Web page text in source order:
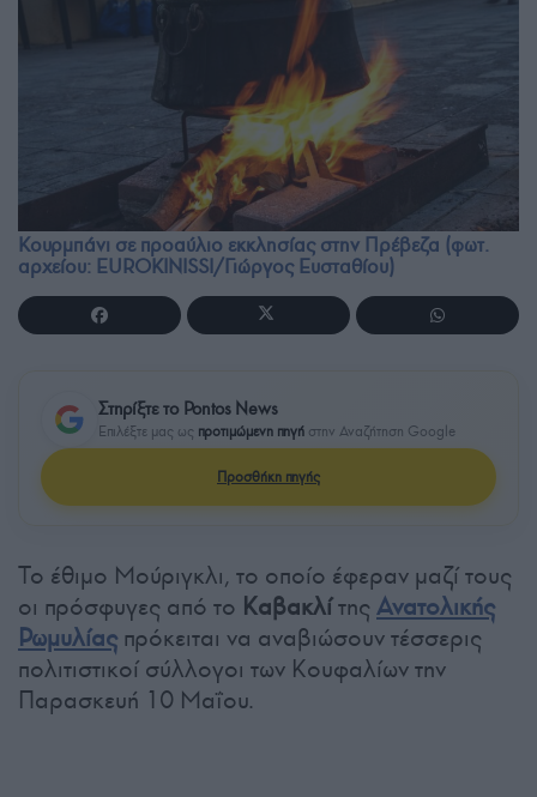
Κουρμπάνι σε προαύλιο εκκλησίας στην Πρέβεζα (φωτ.
αρχείου: EUROKINISSI/Γιώργος Ευσταθίου)
Στηρίξτε το Pontos News
Επιλέξτε μας ως προτιμώμενη πηγή στην Αναζήτηση Google
Προσθήκη πηγής
Το έθιμο Μούριγκλι, το οποίο έφεραν μαζί τους
οι πρόσφυγες από το Καβακλίτης Ανατολικής
Ρωμυλίας πρόκειται να αναβιώσουν τέσσερις
πολιτιστικοί σύλλογοι των Κουφαλίων την
Παρασκευή 10 Μαΐου.